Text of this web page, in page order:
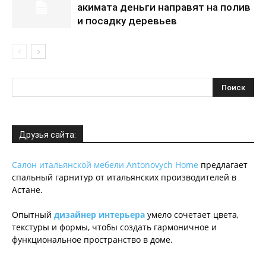
акимата деньги направят на полив
и посадку деревьев
Друзья сайта:
Салон итальянской мебели Antonovych Home предлагает
спальный гарнитур от итальянских производителей в
Астане.
Опытный дизайнер интерьера умело сочетает цвета,
текстуры и формы, чтобы создать гармоничное и
функциональное пространство в доме.